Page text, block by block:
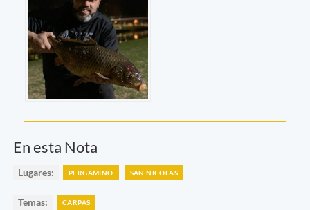
En esta Nota
Lugares: PERGAMINO SAN NICOLAS
Temas: CARPAS